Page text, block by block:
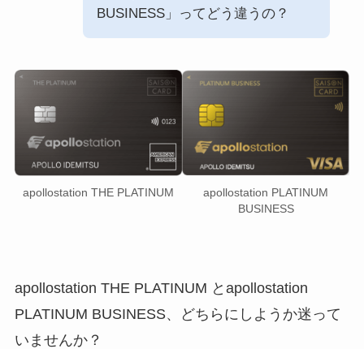
BUSINESS」ってどう違うの？
apollostation THE PLATINUM
apollostation PLATINUM
BUSINESS
apollostation THE PLATINUM とapollostation
PLATINUM BUSINESS、どちらにしようか迷って
いませんか？